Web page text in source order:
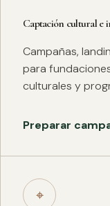
Captación cultural e
Campañas,
para
culturales y
Preparar
⌖